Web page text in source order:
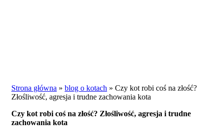
Strona główna » blog o kotach » Czy kot robi coś na złość?
Złośliwość, agresja i trudne zachowania kota
Czy kot robi coś na złość? Złośliwość, agresja i trudne
zachowania kota